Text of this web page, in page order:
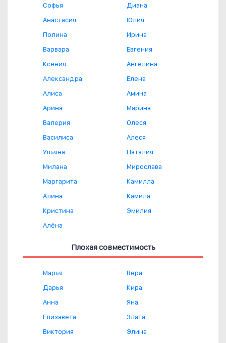
Софья
Анастасия
Полина
Варвара
Ксения
Александра
Алиса
Арина
Валерия
Василиса
Ульяна
Милана
Маргарита
Алина
Кристина
Алёна
Диана
Юлия
Ирина
Евгения
Ангелина
Елена
Амина
Марина
Олеся
Алеся
Наталия
Мирослава
Камилла
Камила
Эмилия
Плохая совместимость
Марья
Дарья
Анна
Елизавета
Виктория
Вера
Кира
Яна
Злата
Элина